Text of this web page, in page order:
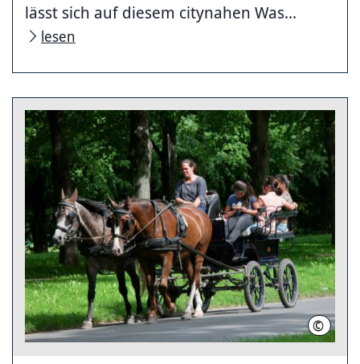
lässt sich auf diesem citynahen Was...
lesen
©